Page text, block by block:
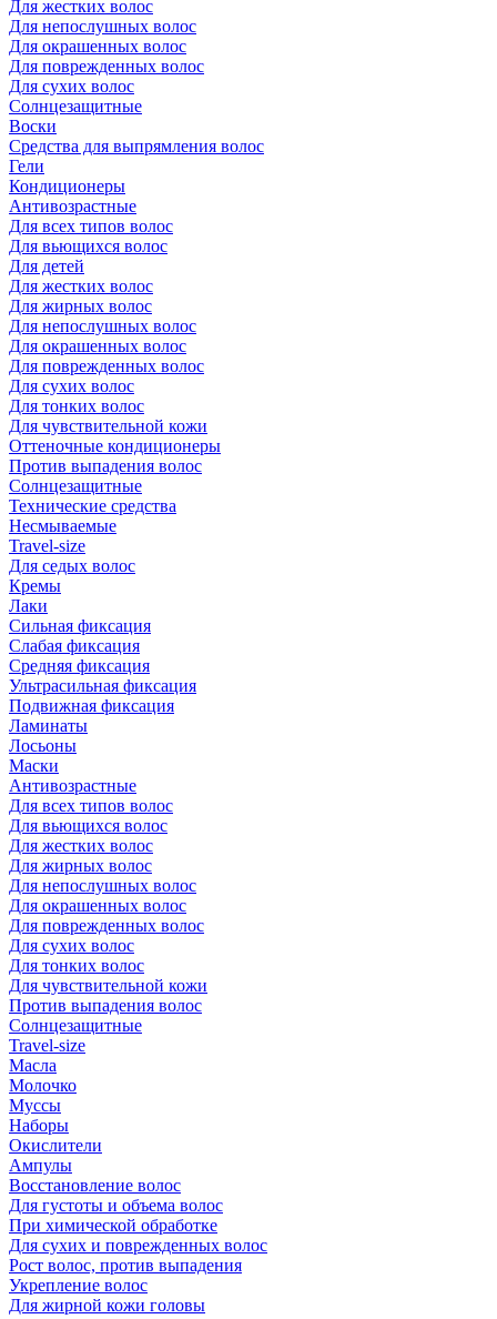
Для жестких волос
Для непослушных волос
Для окрашенных волос
Для поврежденных волос
Для сухих волос
Солнцезащитные
Воски
Средства для выпрямления волос
Гели
Кондиционеры
Антивозрастные
Для всех типов волос
Для вьющихся волос
Для детей
Для жестких волос
Для жирных волос
Для непослушных волос
Для окрашенных волос
Для поврежденных волос
Для сухих волос
Для тонких волос
Для чувствительной кожи
Оттеночные кондиционеры
Против выпадения волос
Солнцезащитные
Технические средства
Несмываемые
Travel-size
Для седых волос
Кремы
Лаки
Сильная фиксация
Слабая фиксация
Средняя фиксация
Ультрасильная фиксация
Подвижная фиксация
Ламинаты
Лосьоны
Маски
Антивозрастные
Для всех типов волос
Для вьющихся волос
Для жестких волос
Для жирных волос
Для непослушных волос
Для окрашенных волос
Для поврежденных волос
Для сухих волос
Для тонких волос
Для чувствительной кожи
Против выпадения волос
Солнцезащитные
Travel-size
Масла
Молочко
Муссы
Наборы
Окислители
Ампулы
Восстановление волос
Для густоты и объема волос
При химической обработке
Для сухих и поврежденных волос
Рост волос, против выпадения
Укрепление волос
Для жирной кожи головы